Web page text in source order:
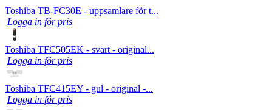
Toshiba TB-FC30E - uppsamlare för t...
Logga in för pris
Toshiba TFC505EK - svart - original...
Logga in för pris
Toshiba TFC415EY - gul - original -...
Logga in för pris